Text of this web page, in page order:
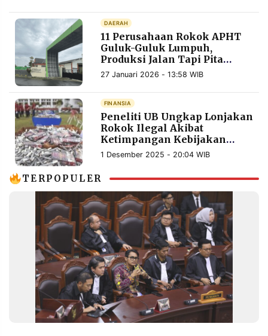
IKUTI
KAMI
©
PT.
RESOLUSI
MEDIA
Resolusi.co
RESOLUSI
MEDIA
PRAMUDITA
DAERAH
11 Perusahaan Rokok APHT
Guluk-Guluk Lumpuh,
Produksi Jalan Tapi Pita
Cukai Mandek
27 Januari 2026 - 13:58 WIB
FINANSIA
Peneliti UB Ungkap Lonjakan
Rokok Ilegal Akibat
Ketimpangan Kebijakan
Cukai
1 Desember 2025 - 20:04 WIB
TERPOPULER